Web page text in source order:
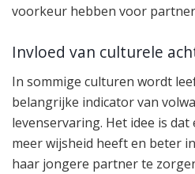
voorkeur hebben voor
Invloed van culturele
In sommige culturen wordt
belangrijke indicator van
levenservaring. Het idee is
meer wijsheid heeft en beter
haar jongere partner te